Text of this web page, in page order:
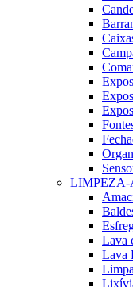
LIMPEZA-
Lava
Lava